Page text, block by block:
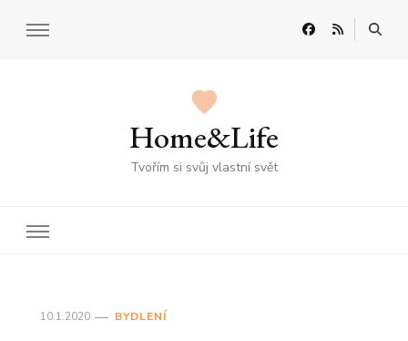
Home&Life
Tvořím si svůj vlastní svět
10.1.2020 BYDLENÍ